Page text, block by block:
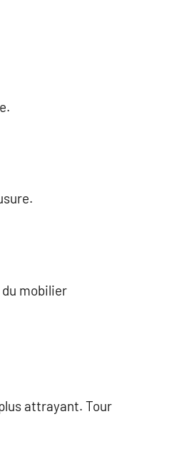
mobilier
attrayant. Tour